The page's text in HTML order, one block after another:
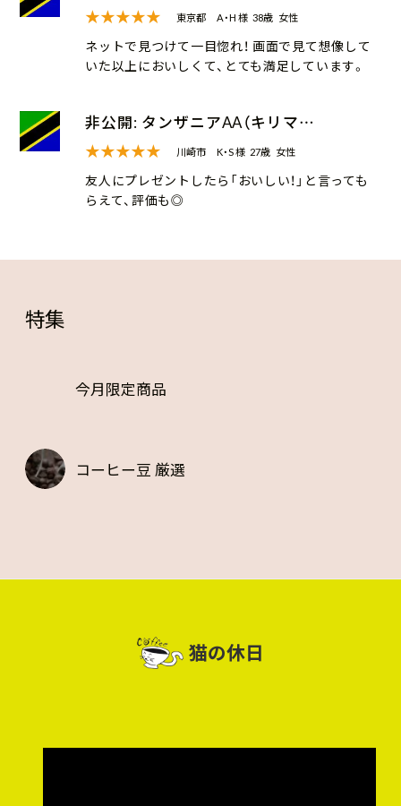
★★★★★
東京都 A・H 様 38歳 女性
ネットで見つけて一目惚れ！ 画面で見て想像して
いた以上においしくて、とても満足しています。
非公開: タンザニアAA（キリマ…
★★★★★
川崎市 K・S 様 27歳 女性
友人にプレゼントしたら「おいしい！」と言っても
らえて、評価も◎
特集
今月限定商品
コーヒー豆 厳選
猫の休日